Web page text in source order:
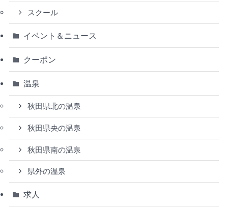
スクール
イベント＆ニュース
クーポン
温泉
秋田県北の温泉
秋田県央の温泉
秋田県南の温泉
県外の温泉
求人